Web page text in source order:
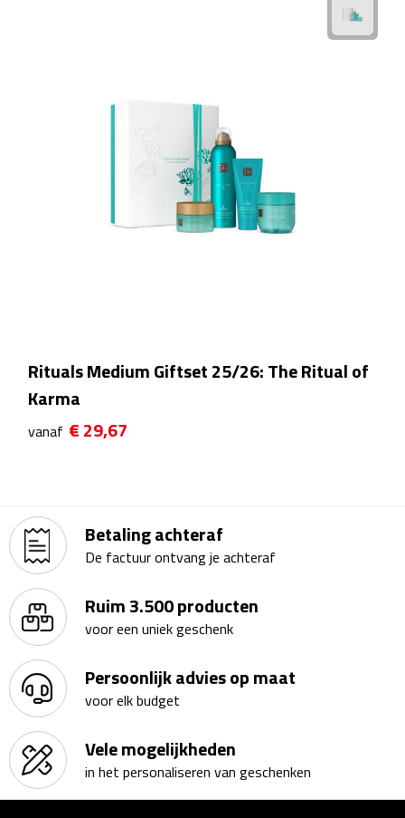
Kopjes
Thermossets
Kantoor & Zakelijk
Agenda's & Kalenders
Agenda's
Kalenders
Beurs & Evenementen
Banners
Rituals Medium Giftset 25/26: The Ritual of
Karma
vanaf € 29,67
Betaling achteraf
De factuur ontvang je achteraf
Ruim 3.500 producten
voor een uniek geschenk
Persoonlijk advies op maat
voor elk budget
Vele mogelijkheden
in het personaliseren van geschenken